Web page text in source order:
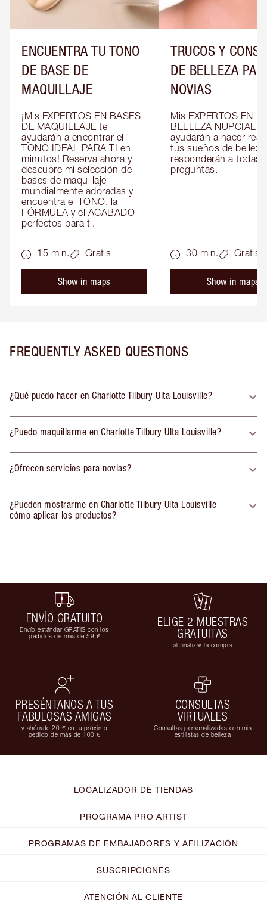
ENCUENTRA TU TONO
DE BASE DE
MAQUILLAJE
¡Mis EXPERTOS EN BASES
DE MAQUILLAJE te
ayudarán a encontrar el
TONO IDEAL PARA TI en
minutos! Reserva ahora y
descubre mi selección de
bases de maquillaje
mundialmente adoradas y
encuentra el TONO, la
FÓRMULA y el ACABADO
perfectos para ti.
15 min. Gratis
Show in maps
TRUCOS Y
DE BELLEZA
NOVIAS
Mis EXPERTOS EN
BELLEZA NUPCIAL te
ayudarán a hacer
tus sueños de belleza
responderán a todas
preguntas.
30 min. Gratis
Show in maps
FREQUENTLY ASKED QUESTIONS
¿Qué puedo hacer en Charlotte Tilbury Ulta Louisville?
¿Puedo maquillarme en Charlotte Tilbury Ulta Louisville?
¿Ofrecen servicios para novias?
¿Pueden mostrarme en Charlotte Tilbury Ulta Louisville
cómo aplicar los productos?
ENVÍO GRATUITO
Envío estándar GRATIS con los
pedidos de más de 59 €
ELIGE 2 MUESTRAS
GRATUITAS
al finalizar la compra
PRESÉNTANOS A TUS
FABULOSAS AMIGAS
y ahórrate 20 € en tu próximo
pedido de más de 100 €
CONSULTAS
VIRTUALES
Consultas personalizadas con mis
estilistas de belleza
LOCALIZADOR DE TIENDAS
PROGRAMA PRO ARTIST
PROGRAMAS DE EMBAJADORES Y AFILIZACIÓN
SUSCRIPCIONES
ATENCIÓN AL CLIENTE